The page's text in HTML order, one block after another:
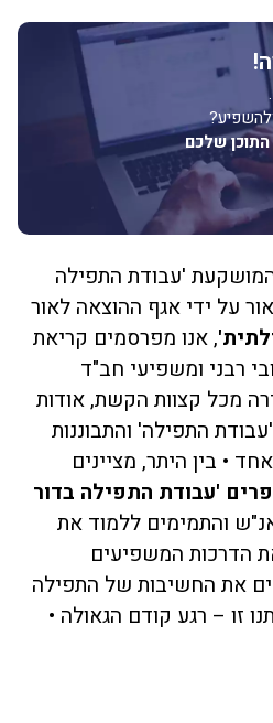
שלכם
'עבודת התפילה
על ידי אגף ההוצאה לאור
, אנו מפרסמים קריאת
רבני ומשפיעי חב"ד
מכל קצוות הקשת, אודות
התפילה' והתבוננות
• בין היתר, מציינים
'עבודת התפילה בדור
והתמימים ללמוד את
הדרכות המשפיעים
את החשיבות של התפילה
זו – רגע קודם הגאולה •